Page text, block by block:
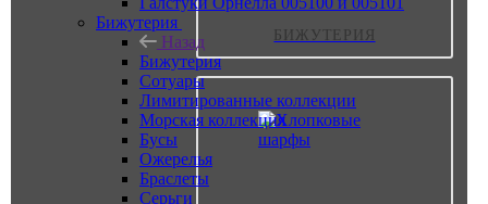
БИЖУТЕРИЯ
Бижутерия
Назад
Бижутерия
Сотуары
Лимитированные коллекции
Морская коллекция
Бусы
Ожерелья
Браслеты
Серьги